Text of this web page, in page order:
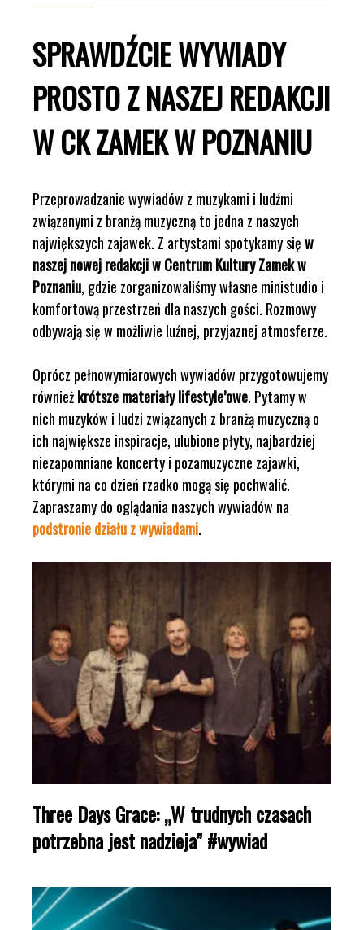
SPRAWDŹCIE WYWIADY
PROSTO Z NASZEJ REDAKCJI
W CK ZAMEK W POZNANIU
Przeprowadzanie wywiadów z muzykami i ludźmi
związanymi z branżą muzyczną to jedna z naszych
największych zajawek. Z artystami spotykamy sięw
naszej nowej redakcji w Centrum Kultury Zamek w
Poznaniu, gdzie zorganizowaliśmy własne ministudio i
komfortową przestrzeń dla naszych gości. Rozmowy
odbywają się w możliwie luźnej, przyjaznej atmosferze.
Oprócz pełnowymiarowych wywiadów przygotowujemy
równieżkrótsze materiały lifestyle’owe. Pytamy w
nich muzyków i ludzi związanych z branżą muzyczną o
ich największe inspiracje, ulubione płyty, najbardziej
niezapomniane koncerty i pozamuzyczne zajawki,
którymi na co dzień rzadko mogą się pochwalić.
Zapraszamy do oglądania naszych wywiadów na
podstronie działu z wywiadami.
Three Days Grace: „W trudnych czasach
potrzebna jest nadzieja” #wywiad